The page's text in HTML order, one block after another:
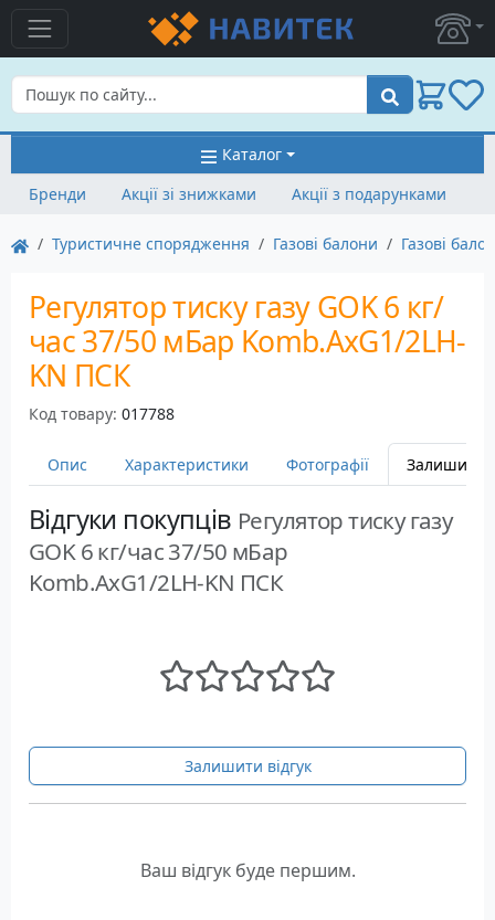
Пошук
Каталог
Бренди
Акції зі знижками Акції з подарунками
Туристичне спорядження Газові балони Газові
Регулятор тиску газу GOK 6 кг/
час 37/50 мБар Komb.AxG1/2LH-
KN ПСК
Код товару: 017788
Опис Характеристики Фотографії Залишити
Відгуки покупців Регулятор тиску газу
GOK 6 кг/час 37/50 мБар
Komb.AxG1/2LH-KN ПСК
Залишити відгук
Ваш відгук буде першим.